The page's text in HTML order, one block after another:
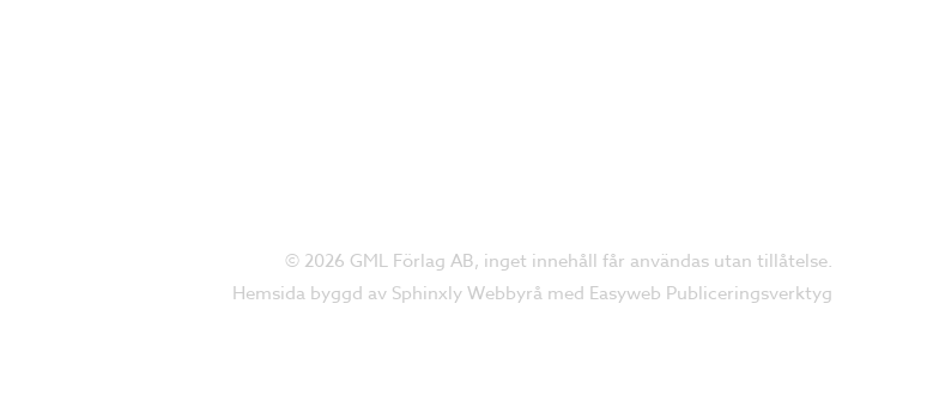
© 2026 GML Förlag AB, inget innehåll får användas utan tillåtelse.
Hemsida byggd av Sphinxly Webbyråmed Easyweb Publiceringsverktyg